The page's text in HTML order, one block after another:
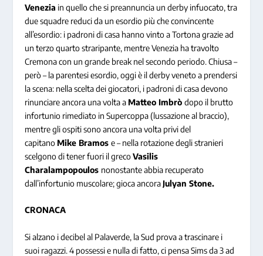
Venezia in quello che si preannuncia un derby infuocato, tra
due squadre reduci da un esordio più che convincente
all’esordio: i padroni di casa hanno vinto a Tortona grazie ad
un terzo quarto straripante, mentre Venezia ha travolto
Cremona con un grande break nel secondo periodo. Chiusa –
però – la parentesi esordio, oggi è il derby veneto a prendersi
la scena: nella scelta dei giocatori, i padroni di casa devono
rinunciare ancora una volta a Matteo Imbròdopo il brutto
infortunio rimediato in Supercoppa (lussazione al braccio),
mentre gli ospiti sono ancora una volta privi del
capitano Mike Bramose – nella rotazione degli stranieri
scelgono di tener fuori il grecoVasilis
Charalampopoulos nonostante abbia recuperato
dall’infortunio muscolare; gioca ancoraJulyan Stone.
CRONACA
Si alzano i decibel al Palaverde, la Sud prova a trascinare i
suoi ragazzi. 4 possessi e nulla di fatto, ci pensa Sims da 3 ad